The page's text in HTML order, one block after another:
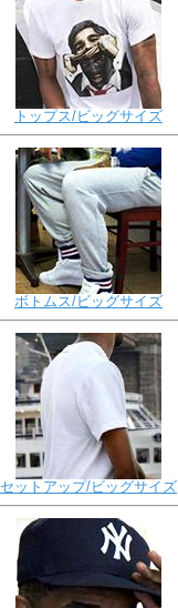
トップス/ビッグサイズ
ボトムス/ビッグサイズ
セットアップ/ビッグサイズ